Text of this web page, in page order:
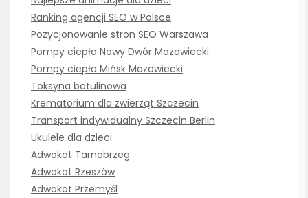
Ranking agencji SEO w Polsce
Pozycjonowanie stron SEO Warszawa
Pompy ciepła Nowy Dwór Mazowiecki
Pompy ciepła Mińsk Mazowiecki
Toksyna botulinowa
Krematorium dla zwierząt Szczecin
Transport indywidualny Szczecin Berlin
Ukulele dla dzieci
Adwokat Tarnobrzeg
Adwokat Rzeszów
Adwokat Przemyśl